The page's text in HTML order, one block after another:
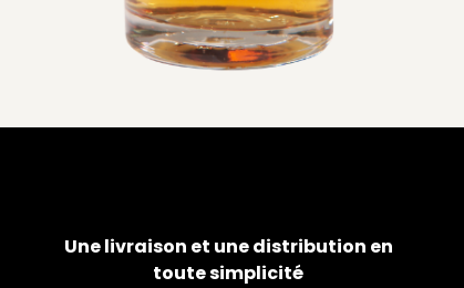
Une livraison et une distribution en
toute simplicité